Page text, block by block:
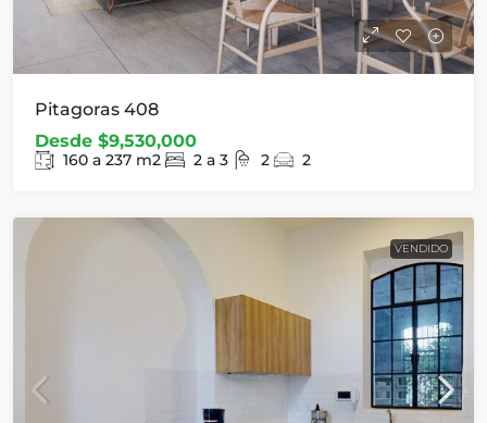
Pitagoras 408
Desde $9,530,000
160 a 237 m2 2 a 3 2 2
VENDIDO